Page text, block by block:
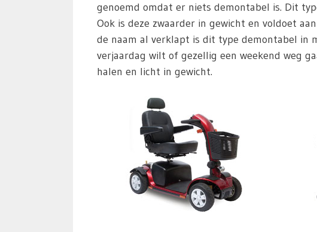
genoemd omdat er niets demontabel is. Dit
Ook is deze zwaarder in gewicht en voldoet
de naam al verklapt is dit type demontabel in
verjaardag wilt of gezellig een weekend weg
halen en licht in gewicht.